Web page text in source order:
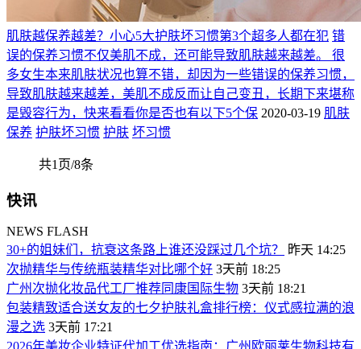
肌肤越保养越差？小心5大护肤坏习惯第3个超多人都在犯 错
误的保养习惯不仅美肌不成，还可能导致肌肤越来越差。 很
多女生本来肌肤状况也算不错，却因为一些错误的保养习惯，
导致肌肤越来越差，美肌不成反而让自己变丑，长期下来堪称
是毁容行为，快来看看你是否也有以下5个保 2020-03-19 肌肤
保养 护肤坏习惯 护肤 坏习惯
共1页/8条
快讯
NEWS FLASH
30+的姐妹们，抗衰这条路上谁还没踩过几个坑？
昨天 14:25
次抛精华与传统瓶装精华对比哪个好 3天前 18:25
广州次抛化妆品代工厂推荐同康国际生物 3天前 18:21
包装精致适合送女友的七夕护肤礼盒排行榜：仪式感拉满的浪
漫之选 3天前 17:21